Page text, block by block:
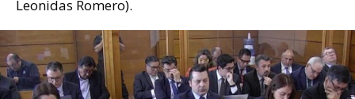
Leonidas Romero).